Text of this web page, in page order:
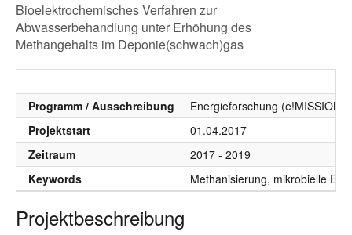
Bioelektrochemisches Verfahren zur
Abwasserbehandlung unter Erhöhung des
Methangehalts im Deponie(schwach)gas
Programm / Ausschreibung
Energieforschung
Projektstart
01.04.2017
Zeitraum
2017 - 2019
Keywords
Methanisierung, mikrobielle
Projektbeschreibung